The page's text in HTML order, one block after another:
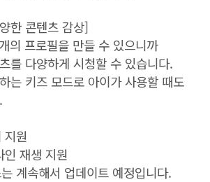
한 콘텐츠 감상]
의 프로필을 만들 수 있으니까
를 다양하게 시청할 수 있습니다.
는 키즈 모드로 아이가 사용할 때도
지원
재생 지원
계속해서 업데이트 예정입니다.